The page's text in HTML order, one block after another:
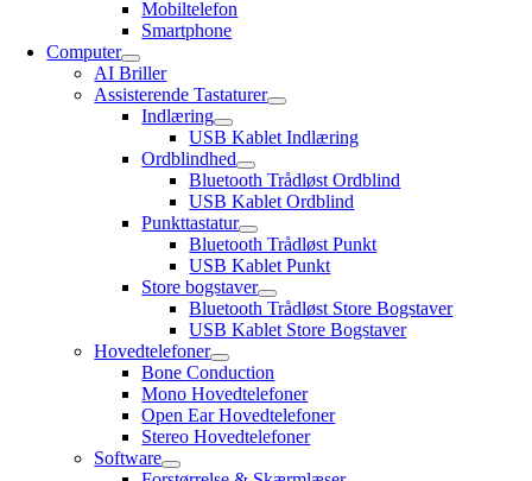
Mobiltelefon
Smartphone
Computer
AI Briller
Assisterende Tastaturer
Indlæring
USB Kablet Indlæring
Ordblindhed
Bluetooth Trådløst Ordblind
USB Kablet Ordblind
Punkttastatur
Bluetooth Trådløst Punkt
USB Kablet Punkt
Store bogstaver
Bluetooth Trådløst Store Bogstaver
USB Kablet Store Bogstaver
Hovedtelefoner
Bone Conduction
Mono Hovedtelefoner
Open Ear Hovedtelefoner
Stereo Hovedtelefoner
Software